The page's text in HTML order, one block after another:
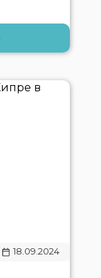
18.09.2024